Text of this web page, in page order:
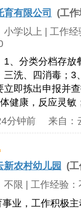
育有限公司
(工
小学以上 | 工作
1、分类分档存
三洗、四消毒；
立即拣出申报并
健康，反应灵敏
分钟前 来自：
新农村幼儿园
(
不限 | 工作经验：
事业，工作积极